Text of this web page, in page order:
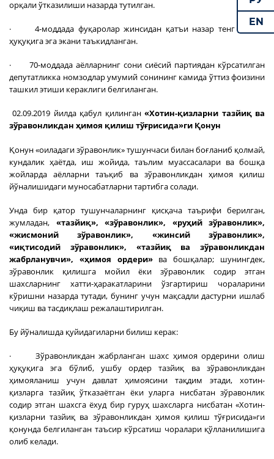
орқали ўтказилиши назарда тутилган.
· 4-моддада фуқаролар жинсидан қатъи назар тенг сайлов
ҳуқуқига эга экани таъкидланган.
· 70-моддада аёлларнинг сони сиёсий партиядан кўрсатилган
депутатликка номзодлар умумий сонининг камида ўттиз фоизини
ташкил этиши кераклиги белгиланган.
02.09.2019 йилда қабул қилинган«Хотин-қизларни тазйиқ ва
зўравонликдан ҳимоя қилиш тўғрисида»ги Қонун
Қонун «оиладаги зўравонлик» тушунчаси билан боғланиб қолмай,
кундалик ҳаётда, иш жойида, таълим муассасалари ва бошқа
жойларда аёлларни таъқиб ва зўравонликдан ҳимоя қилиш
йўналишидаги муносабатларни тартибга солади.
Унда бир қатор тушунчаларнинг қисқача таърифи берилган,
жумладан, «тазйиқ», «зўравонлик», «руҳий зўравонлик»,
«жисмоний зўравонлик», «жинсий зўравонлик»,
«иқтисодий зўравонлик», «тазйиқ ва зўравонликдан
жабрланувчи», «ҳимоя ордери»ва бошқалар; шунингдек,
зўравонлик қилишга мойил ёки зўравонлик содир этган
шахсларнинг хатти-ҳаракатларини ўзгартириш чораларини
кўришни назарда тутади, бунинг учун мақсадли дастурни ишлаб
чиқиш ва тасдиқлаш режалаштирилган.
Бу йўналишда қуйидагиларни билиш керак:
· Зўравонликдан жабрланган шахс ҳимоя ордерини олиш
ҳуқуқига эга бўлиб, ушбу ордер тазйиқ ва зўравонликдан
ҳимояланиш учун давлат ҳимоясини тақдим этади, хотин-
қизларга тазйиқ ўтказаётган ёки уларга нисбатан зўравонлик
содир этган шахсга ёхуд бир гуруҳ шахсларга нисбатан «Хотин-
қизларни тазйиқ ва зўравонликдан ҳимоя қилиш тўғрисида»ги
қонунда белгиланган таъсир кўрсатиш чоралари қўлланилишига
олиб келади.
EN